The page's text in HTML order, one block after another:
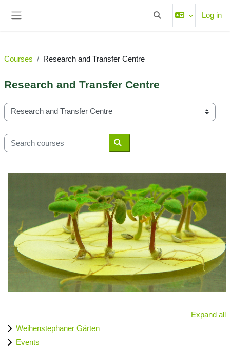
Toggle search input
Log in
Courses Research and Transfer Centre
Research and Transfer Centre
Course categories
Search courses
Search courses
Expand all
Weihenstephaner Gärten
Events